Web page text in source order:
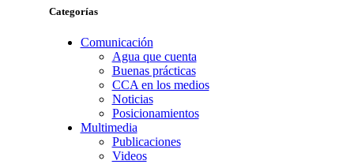
Categorías
Comunicación
Agua que cuenta
Buenas prácticas
CCA en los medios
Noticias
Posicionamientos
Multimedia
Publicaciones
Videos